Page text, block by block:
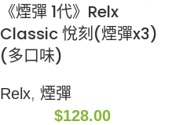
《煙彈 1代》Relx
Classic 悅刻(煙彈x3)
(多口味)
Relx, 煙彈
$128.00